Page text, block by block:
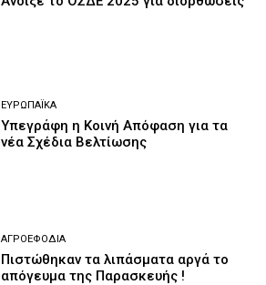
ΕΥΡΩΠΑΪΚΆ
Υπεγράφη η Κοινή Απόφαση για τα
νέα Σχέδια Βελτίωσης
ΑΓΡΟΕΦΌΔΙΑ
Πιστώθηκαν τα λιπάσματα αργά το
απόγευμα της Παρασκευής !